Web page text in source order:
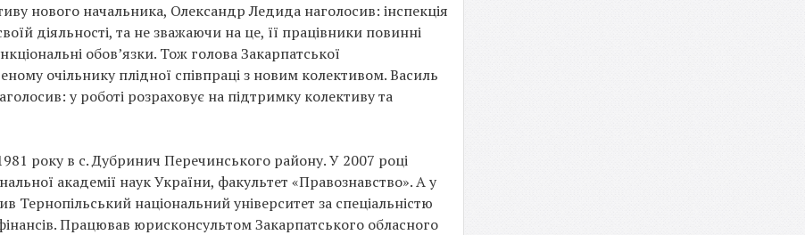
нового начальника, Олександр Ледида наголосив: інспекція
діяльності, та не зважаючи на це, її працівники повинні
обов’язки. Тож голова Закарпатської
очільнику плідної співпраці з новим колективом. Василь
у роботі розраховує на підтримку колективу та
року в с. Дубринич Перечинського району. У 2007 році
академії наук України, факультет «Правознавство». А у
Тернопільський національний університет за спеціальністю
Працював юрисконсультом Закарпатського обласного